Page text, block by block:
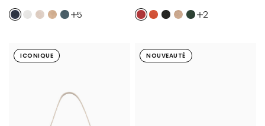
Marine
Blanc
Ivoire
SableBleu pétrole
5 Rouge foncé
Orange
NoirDoréSapin
2
ICONIQUE NOUVEAUTÉ